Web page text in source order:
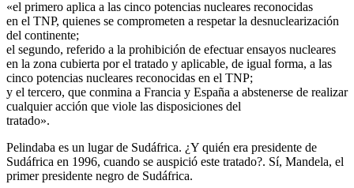
«el primero aplica a las cinco potencias nucleares reconocidas
en el TNP, quienes se comprometen a respetar la desnuclearización
del continente;
el segundo, referido a la prohibición de efectuar ensayos nucleares
en la zona cubierta por el tratado y aplicable, de igual forma, a las
cinco potencias nucleares reconocidas en el TNP;
y el tercero, que conmina a Francia y España a abstenerse de realizar
cualquier acción que viole las disposiciones del
tratado».
Pelindaba es un lugar de Sudáfrica. ¿Y quién era presidente de
Sudáfrica en 1996, cuando se auspició este tratado?. Sí, Mandela, el
primer presidente negro de Sudáfrica.